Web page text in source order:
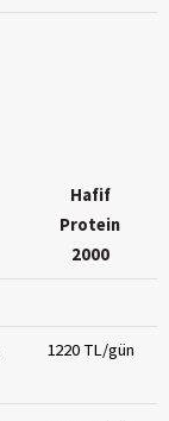
Hafif
Protein
2000
1220 TL/gün